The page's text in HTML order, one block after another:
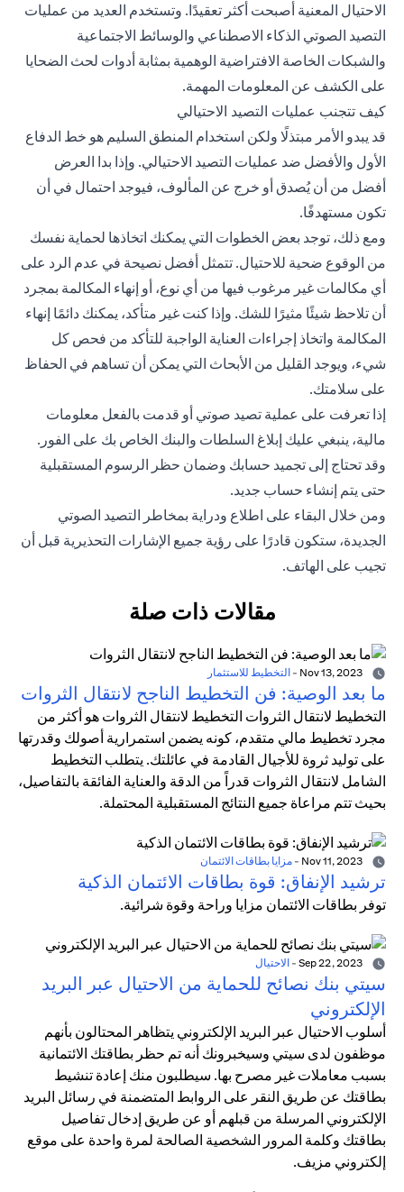
الاحتيال المعنية أصبحت أكثر تعقيدًا. وتستخدم العديد من عمليات
التصيد الصوتي الذكاء الاصطناعي والوسائط الاجتماعية
والشبكات الخاصة الافتراضية الوهمية بمثابة أدوات لحث الضحايا
على الكشف عن المعلومات المهمة.
كيف تتجنب عمليات التصيد الاحتيالي
قد يبدو الأمر مبتذلًا ولكن استخدام المنطق السليم هو خط الدفاع
الأول والأفضل ضد عمليات التصيد الاحتيالي. وإذا بدا العرض
أفضل من أن يُصدق أو خرج عن المألوف، فيوجد احتمال في أن
تكون مستهدفًا.
ومع ذلك، توجد بعض الخطوات التي يمكنك اتخاذها لحماية نفسك
من الوقوع ضحية للاحتيال. تتمثل أفضل نصيحة في عدم الرد على
أي مكالمات غير مرغوب فيها من أي نوع، أو إنهاء المكالمة بمجرد
أن تلاحظ شيئًا مثيرًا للشك. وإذا كنت غير متأكد، يمكنك دائمًا إنهاء
المكالمة واتخاذ إجراءات العناية الواجبة للتأكد من فحص كل
شيء، ويوجد القليل من الأبحاث التي يمكن أن تساهم في الحفاظ
على سلامتك.
إذا تعرفت على عملية تصيد صوتي أو قدمت بالفعل معلومات
مالية، ينبغي عليك إبلاغ السلطات والبنك الخاص بك على الفور.
وقد تحتاج إلى تجميد حسابك وضمان حظر الرسوم المستقبلية
حتى يتم إنشاء حساب جديد.
ومن خلال البقاء على اطلاع ودراية بمخاطر التصيد الصوتي
الجديدة، ستكون قادرًا على رؤية جميع الإشارات التحذيرية قبل أن
تجيب على الهاتف.
مقالات ذات صلة
- التخطيط للاستثمار
ما بعد الوصية: فن التخطيط الناجح لانتقال الثروات
التخطيط لانتقال الثروات التخطيط لانتقال الثروات هو أكثر من
مجرد تخطيط مالي متقدم، كونه يضمن استمرارية أصولك وقدرتها
على توليد ثروة للأجيال القادمة في عائلتك. يتطلب التخطيط
الشامل لانتقال الثروات قدراً من الدقة والعناية الفائقة بالتفاصيل،
بحيث تتم مراعاة جميع النتائج المستقبلية المحتملة.
- مزايا بطاقات الائتمان
ترشيد الإنفاق: قوة بطاقات الائتمان الذكية
توفر بطاقات الائتمان مزايا وراحة وقوة شرائية.
- الاحتيال
سيتي بنك نصائح للحماية من الاحتيال عبر البريد
الإلكتروني
أسلوب الاحتيال عبر البريد الإلكتروني يتظاهر المحتالون بأنهم
موظفون لدى سيتي وسيخبرونك أنه تم حظر بطاقتك الائتمانية
بسبب معاملات غير مصرح بها. سيطلبون منك إعادة تنشيط
بطاقتك عن طريق النقر على الروابط المتضمنة في رسائل البريد
الإلكتروني المرسلة من قبلهم أو عن طريق إدخال تفاصيل
بطاقتك وكلمة المرور الشخصية الصالحة لمرة واحدة على موقع
إلكتروني مزيف.